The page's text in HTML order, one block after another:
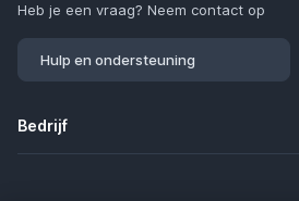
Heb je een vraag? Neem contact op
Hulp en ondersteuning
Bedrijf